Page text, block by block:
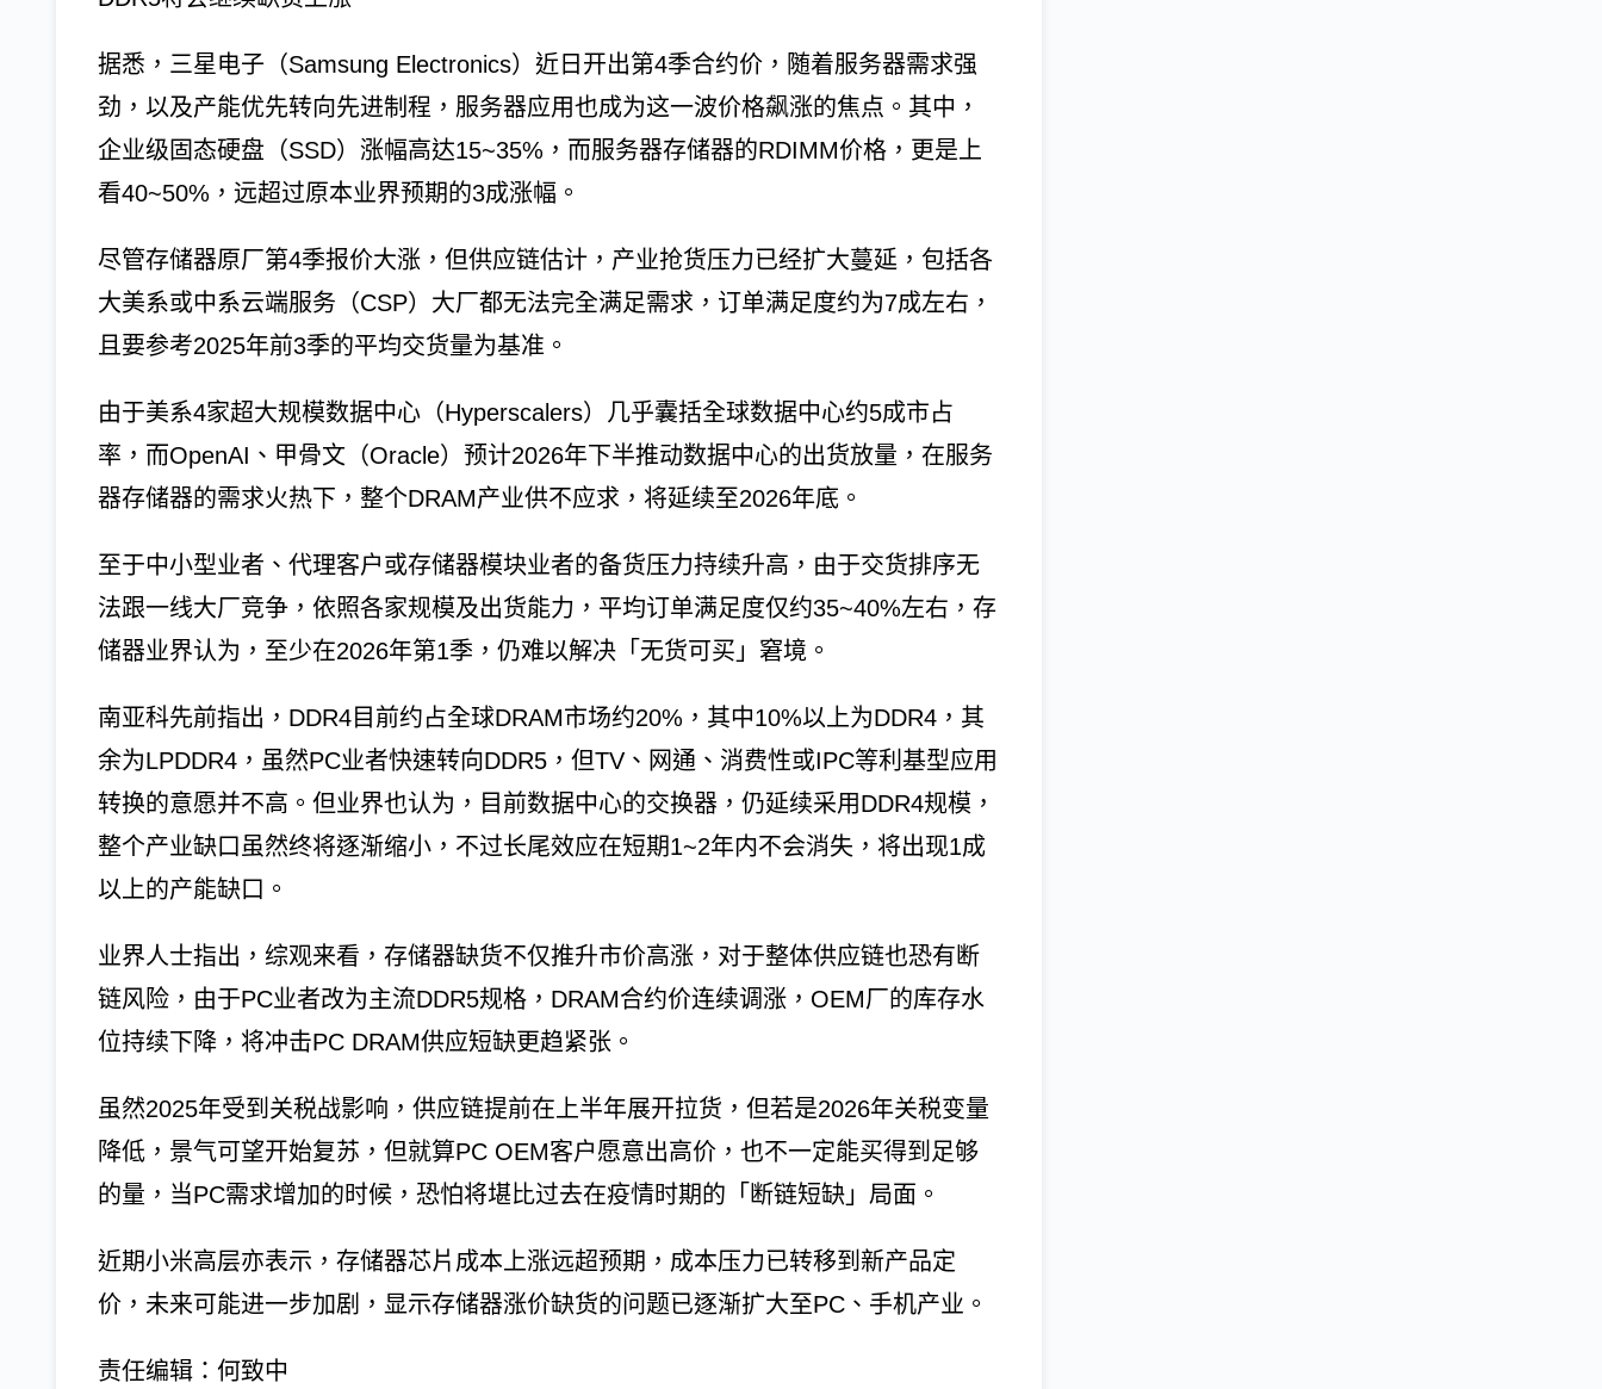
据悉，三星电子（Samsung Electronics）近日开出第4季合约价，随着服务器需求强
劲，以及产能优先转向先进制程，服务器应用也成为这一波价格飙涨的焦点。其中，
企业级固态硬盘（SSD）涨幅高达15~35%，而服务器存储器的RDIMM价格，更是上
看40~50%，远超过原本业界预期的3成涨幅。
尽管存储器原厂第4季报价大涨，但供应链估计，产业抢货压力已经扩大蔓延，包括各
大美系或中系云端服务（CSP）大厂都无法完全满足需求，订单满足度约为7成左右，
且要参考2025年前3季的平均交货量为基准。
由于美系4家超大规模数据中心（Hyperscalers）几乎囊括全球数据中心约5成市占
率，而OpenAI、甲骨文（Oracle）预计2026年下半推动数据中心的出货放量，在服务
器存储器的需求火热下，整个DRAM产业供不应求，将延续至2026年底。
至于中小型业者、代理客户或存储器模块业者的备货压力持续升高，由于交货排序无
法跟一线大厂竞争，依照各家规模及出货能力，平均订单满足度仅约35~40%左右，存
储器业界认为，至少在2026年第1季，仍难以解决「无货可买」窘境。
南亚科先前指出，DDR4目前约占全球DRAM市场约20%，其中10%以上为DDR4，其
余为LPDDR4，虽然PC业者快速转向DDR5，但TV、网通、消费性或IPC等利基型应用
转换的意愿并不高。但业界也认为，目前数据中心的交换器，仍延续采用DDR4规模，
整个产业缺口虽然终将逐渐缩小，不过长尾效应在短期1~2年内不会消失，将出现1成
以上的产能缺口。
业界人士指出，综观来看，存储器缺货不仅推升市价高涨，对于整体供应链也恐有断
链风险，由于PC业者改为主流DDR5规格，DRAM合约价连续调涨，OEM厂的库存水
位持续下降，将冲击PC DRAM供应短缺更趋紧张。
虽然2025年受到关税战影响，供应链提前在上半年展开拉货，但若是2026年关税变量
降低，景气可望开始复苏，但就算PC OEM客户愿意出高价，也不一定能买得到足够
的量，当PC需求增加的时候，恐怕将堪比过去在疫情时期的「断链短缺」局面。
近期小米高层亦表示，存储器芯片成本上涨远超预期，成本压力已转移到新产品定
价，未来可能进一步加剧，显示存储器涨价缺货的问题已逐渐扩大至PC、手机产业。
责任编辑：何致中